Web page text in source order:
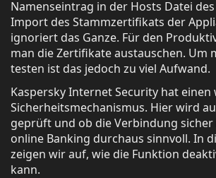
Namenseintrag in der Hosts Datei
Import des Stammzertifikats der
ignoriert das Ganze. Für den
man die Zertifikate austauschen. Um
testen ist das jedoch zu viel Aufwand.
Kaspersky Internet Security hat einen
Sicherheitsmechanismus. Hier wird
geprüft und ob die Verbindung
online Banking durchaus sinnvoll. In
zeigen wir auf, wie die Funktion
kann.